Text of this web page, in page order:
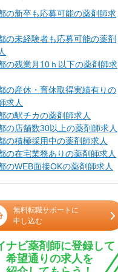
の新卒も応募可能の薬剤師求
の未経験者も応募可能の薬剤
の残業月10ｈ以下の薬剤師求
の産休・育休取得実績有りの
求人
の駅チカの薬剤師求人
の店舗数30以上の薬剤師求人
の積極採用中の薬剤師求人
の在宅業務ありの薬剤師求人
のWEB面接OKの薬剤師求人
無料転職サポートに
申し込む
ナビ薬剤師に登録して
希望通りの求人を